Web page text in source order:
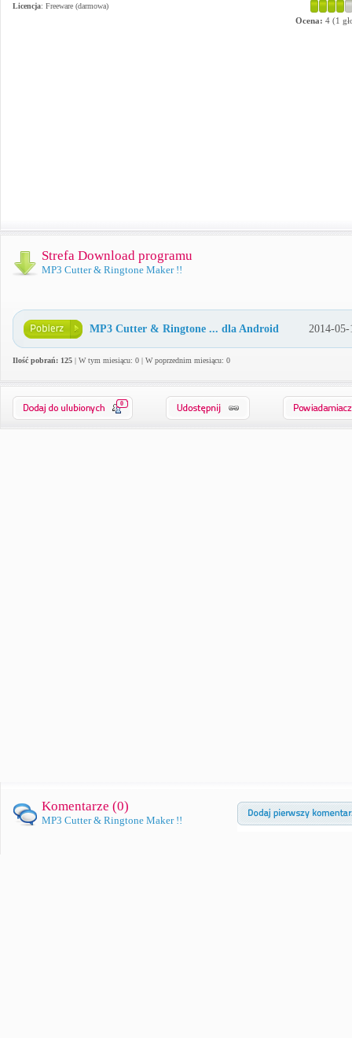
Licencja: Freeware (darmowa)
Ocena: 4 (1
Strefa Download programu
MP3 Cutter & Ringtone Maker !!
MP3 Cutter & Ringtone ... dla Android 2014-05-
Ilość pobrań: 125 | W tym miesiącu: 0 | W poprzednim miesiącu: 0
0
Komentarze (0)
MP3 Cutter & Ringtone Maker !!